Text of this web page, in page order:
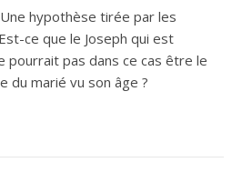
hypothèse tirée par les
ce que le Joseph qui est
pourrait pas dans ce cas être le
du marié vu son âge ?